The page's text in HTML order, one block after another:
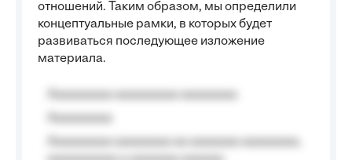
отношений. Таким образом, мы определили
концептуальные рамки, в которых будет
развиваться последующее изложение
материала.